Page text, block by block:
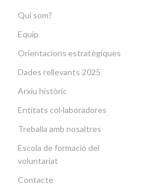
Qui som?
Equip
Orientacions estratègiques
Dades rellevants 2025
Arxiu històric
Entitats col·laboradores
Treballa amb nosaltres
Escola de formació del
voluntariat
Contacte